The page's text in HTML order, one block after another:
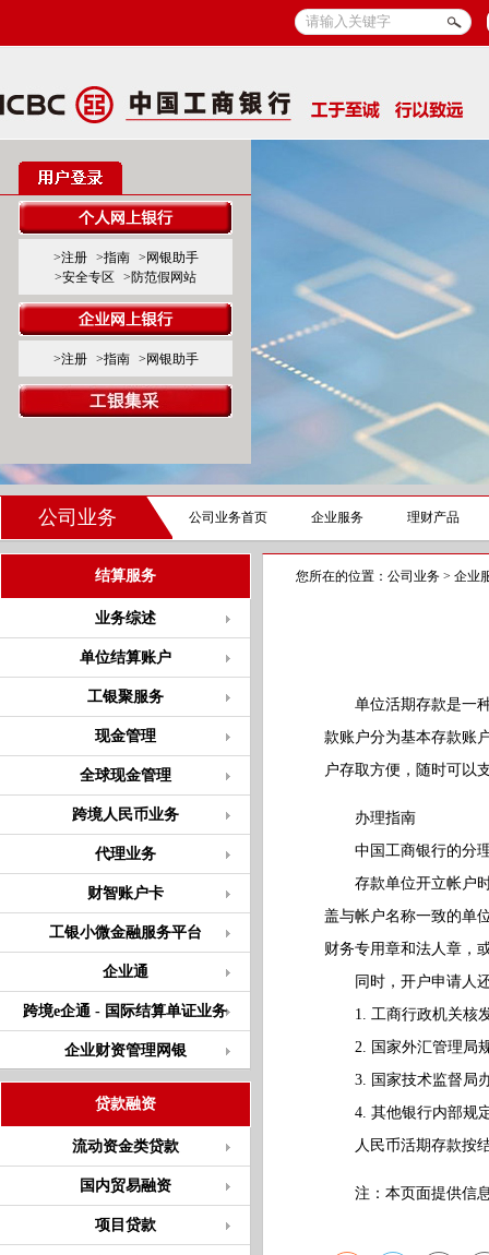
>注册 >指南
>网银助手
>安全专区
>防范假网站
>注册 >指南 >网银助手
公司业务 公司业务首页 企业服务 理财产品
结算服务
业务综述
单位结算账户
工银聚服务
现金管理
全球现金管理
跨境人民币业务
代理业务
财智账户卡
工银小微金融服务平台
企业通
跨境e企通 - 国际结算单证业务
企业财资管理网银
贷款融资
流动资金类贷款
国内贸易融资
项目贷款
您所在的位置： 公司业务 > 企业
单位活期存款是一种
款账户分为基本存款账
户存取方便，随时可以
办理指南
中国工商银行的分理
存款单位开立帐户时
盖与帐户名称一致的单
财务专用章和法人章，
同时，开户申请人还
1. 工商行政机关核发
2. 国家外汇管理局规
3. 国家技术监督局办
4. 其他银行内部规
人民币活期存款按结
注：本页面提供信息